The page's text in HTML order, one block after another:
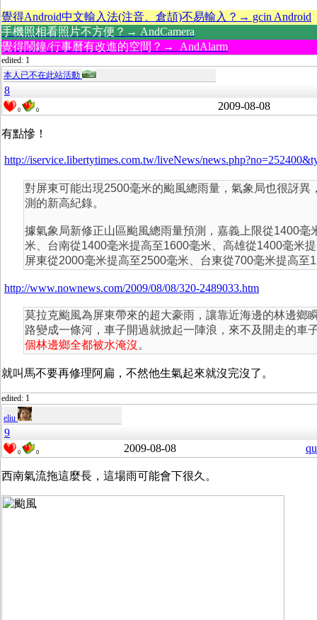
覺得Android中文輸入法(注音、倉頡)不易輸入？→ gcin Android
手機照相看照片不方便？→ AndCamera
覺得鬧鐘/行事曆有改進的空間？→ AndAlarm
edited: 1
本人已不在此站活動
8
0 0 2009-08-08
有點慘！
http://iservice.libertytimes.com.tw/liveNews/
對屏東可能出現2500毫米的颱風總雨量，氣象局也很訝異
測的新高紀錄。
據氣象局新修正山區颱風總雨量預測，嘉義上限從1400毫
米、台南從1400毫米提高至1600毫米、高雄從1400毫米
屏東從2000毫米提高至2500毫米、台東從700毫米提高至
http://www.nownews.com/2009/08/08/320-2489033.htm
莫拉克颱風為屏東帶來的超大豪雨，讓靠近海邊的林邊鄉
路變成一條河，車子開過就掀起一陣浪，來不及開走的車
個林邊鄉全都被水淹沒。
就叫馬不要再修理阿扁，不然他生氣起來就沒完沒了。
edited: 1
eliu
9
0 0 2009-08-08
西南氣流拖這麼長，這場雨可能會下很久。